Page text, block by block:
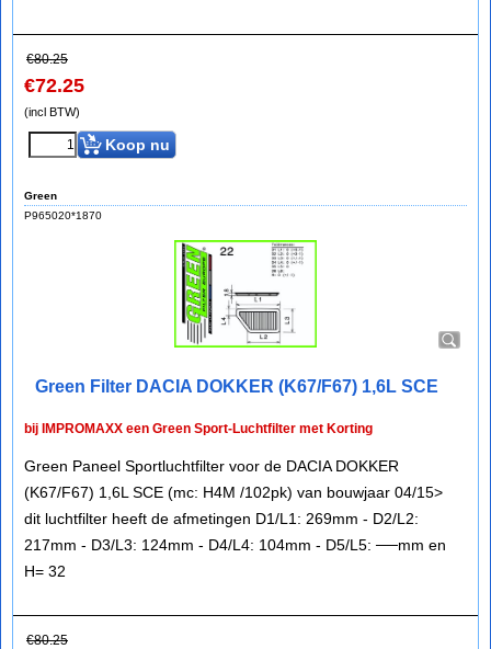
€80.25
€72.25
(incl BTW)
Koop nu
Green
P965020*1870
Green Filter DACIA DOKKER (K67/F67) 1,6L SCE
bij IMPROMAXX een Green Sport-Luchtfilter met Korting
Green Paneel Sportluchtfilter voor de DACIA DOKKER
(K67/F67) 1,6L SCE (mc: H4M /102pk) van bouwjaar 04/15>
dit luchtfilter heeft de afmetingen D1/L1: 269mm - D2/L2:
217mm - D3/L3: 124mm - D4/L4: 104mm - D5/L5: ──mm en
H= 32
€80.25